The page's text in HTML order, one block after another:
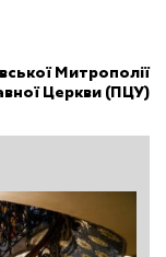
Митрополії
Церкви (ПЦУ)